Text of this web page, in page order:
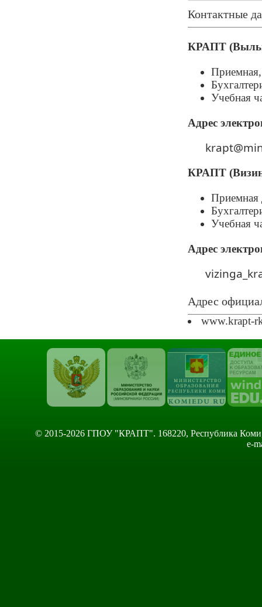
Контактные
КРАПТ
Учебная
Адрес
КРАПТ
Приемная
Учебная
Адрес
Адрес
www.krapt-
© 2015-2026 ГПОУ "КРАПТ". 168220, Республика Коми,
e-